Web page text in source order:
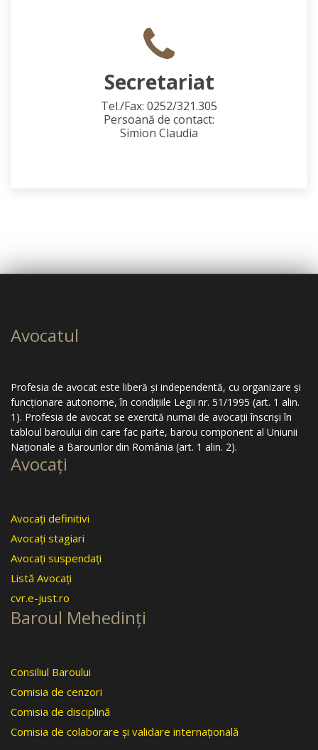
Secretariat
Tel./Fax: 0252/321.305
Persoană de contact:
Simion Claudia
Avocatul
Profesia de avocat este liberă şi independentă, cu organizare şi
funcţionare autonome, în condiţiile Legii nr. 51/1995 (art. 1 alin.
1). Profesia de avocat se exercită numai de avocaţii înscrişi în
tabloul baroului din care fac parte, barou component al Uniunii
Naţionale a Barourilor din România (art. 1 alin. 2).
Avocaţi
Avocaţi definitivi
Avocaţi stagiari
Avocaţi suspendaţi
Listă Avocaţi
cvr.e-just.ro
Baroul Mehedinţi
Consiliul Baroului
Comisia de cenzori
Comisia de disciplină
Comisia de colaborare şi validare internaţională